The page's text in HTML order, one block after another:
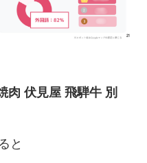
肉 伏見屋 飛騨牛 別
と